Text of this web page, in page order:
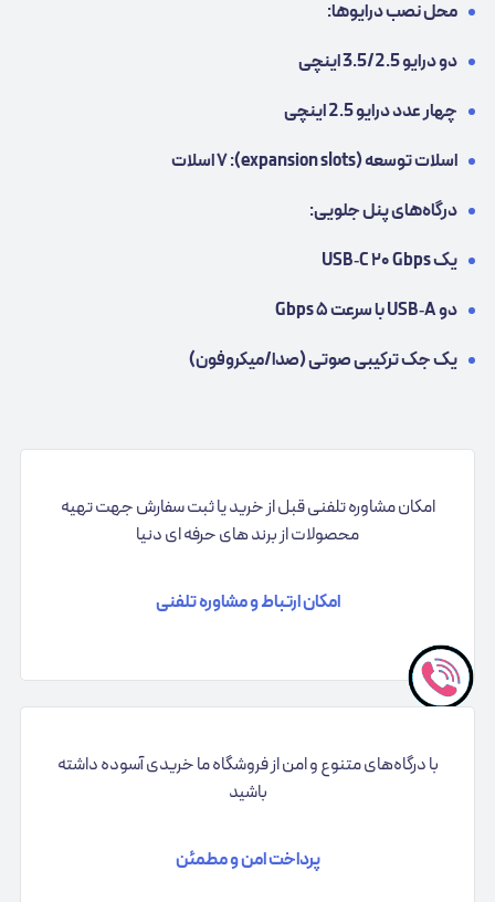
محل نصب درایوها:
دو درایو 3.5/2.5 اینچی
چهار عدد درایو 2.5 اینچی
اسلات توسعه (expansion slots): ۷ اسلات
درگاه‌های پنل جلویی:
یک USB‑C ۲۰ Gbps
دو USB‑A با سرعت ۵ Gbps
یک جک ترکیبی صوتی (صدا/میکروفون)
امکان مشاوره تلفنی قبل از خرید یا ثبت سفارش جهت تهیه
محصولات از برند های حرفه ای دنیا
امکان ارتباط و مشاوره تلفنی
با درگاه‌های متنوع و امن از فروشگاه ما خریدی آسوده داشته
باشید
پرداخت امن و مطمئن